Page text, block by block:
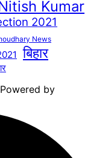
Kumar
2021
News
बिहार
Powered by